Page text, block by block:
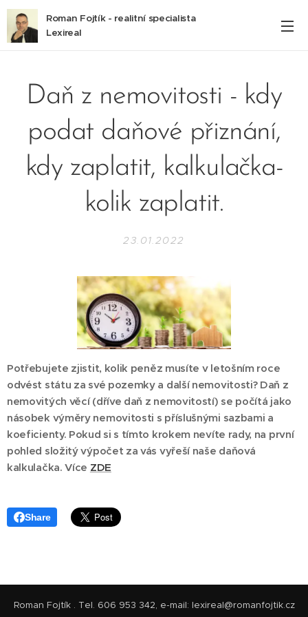
Roman Fojtík - realitní specialista
Lexireal
Daň z nemovitosti - kdy
podat daňové přiznání,
kdy zaplatit, kalkulačka-
kolik zaplatit.
23.01.2022
Potřebujete zjistit, kolik peněz musíte v letošním roce
odvést státu za své pozemky a další nemovitosti? Daň z
nemovitých věcí (dříve daň z nemovitostí) se počítá jako
násobek výměry nemovitosti s příslušnými sazbami a
koeficienty. Pokud si s tímto krokem nevíte rady, na první
pohled složitý výpočet za vás vyřeší naše daňová
kalkulačka. Více ZDE
Share
Roman Fojtík . Tel. 606 953 342, e-mail: lexireal@romanfojtik.cz